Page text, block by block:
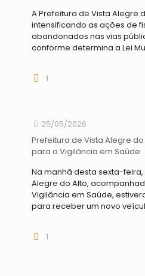
A Prefeitura de Vista Alegre
intensificando as ações de
abandonados nas vias
conforme determina a Lei
1
25/05/2026
Prefeitura de Vista Alegre
para a Vigilância em Saúde
Na manhã desta sexta-
Alegre do Alto,
Vigilância em Saúde,
para receber um novo
1